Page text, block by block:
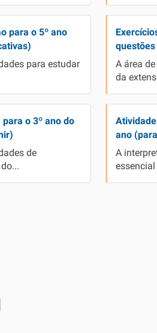
para o 5º ano
para estudar
A área
da
o 3º ano do
de
ano
A